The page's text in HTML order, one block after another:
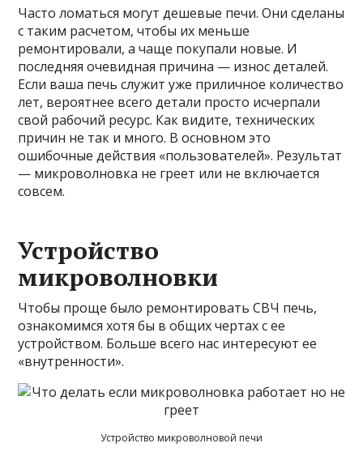
Часто ломаться могут дешевые печи. Они сделаны
с таким расчетом, чтобы их меньше
ремонтировали, а чаще покупали новые. И
последняя очевидная причина — износ деталей.
Если ваша печь служит уже приличное количество
лет, вероятнее всего детали просто исчерпали
свой рабочий ресурс. Как видите, технических
причин не так и много. В основном это
ошибочные действия «пользователей». Результат
— микроволновка не греет или не включается
совсем.
Устройство
микроволновки
Чтобы проще было ремонтировать СВЧ печь,
ознакомимся хотя бы в общих чертах с ее
устройством. Больше всего нас интересуют ее
«внутренности».
Устройство микроволновой печи